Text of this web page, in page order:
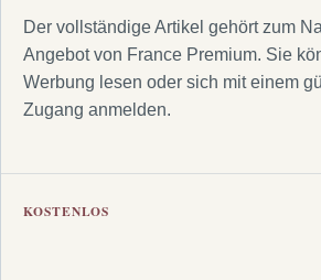
Der vollständige Artikel gehört zum
Angebot von France Premium. Sie
Werbung lesen oder sich mit einem
Zugang anmelden.
KOSTENLOS